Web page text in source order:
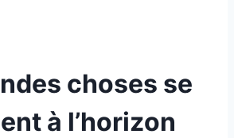
choses se
à l’horizon